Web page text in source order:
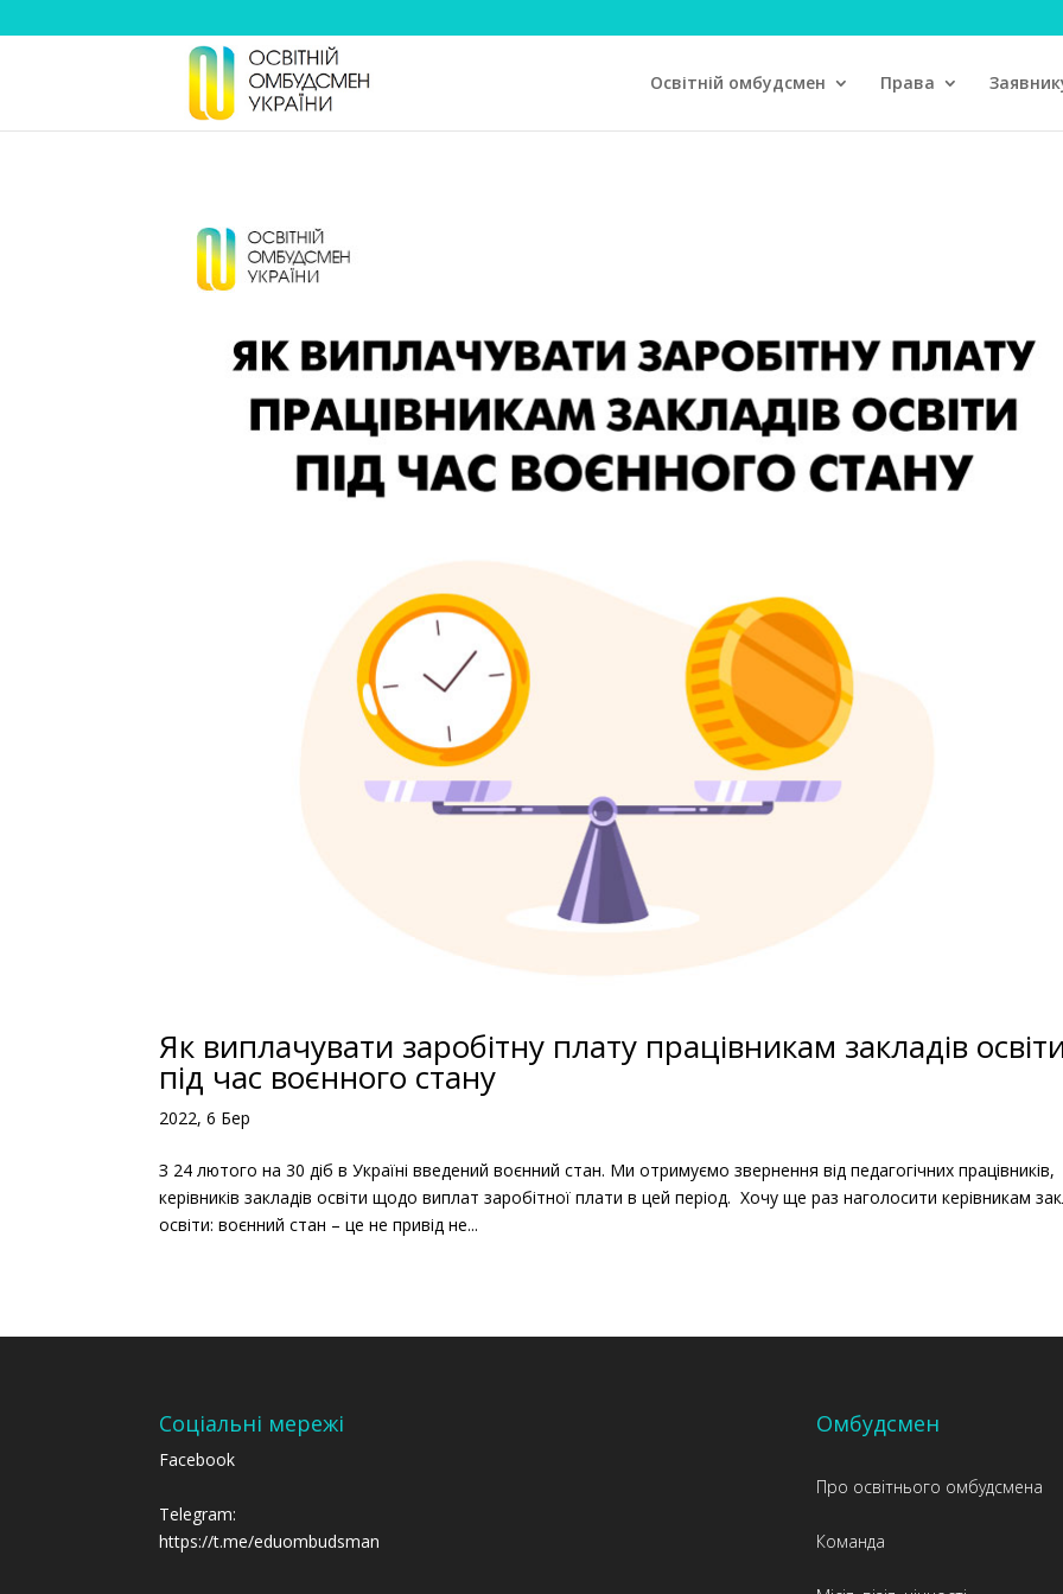
Освітній омбудсмен Права
Як виплачувати заробітну плату працівникам закладів
під час воєнного стану
2022, 6 Бер
З 24 лютого на 30 діб в Україні введений воєнний стан. Ми отримуємо звернення від педагогічних працівників,
керівників закладів освіти щодо виплат заробітної плати в цей період. Хочу ще раз наголосити керівникам
освіти: воєнний стан – це не привід не...
Соціальні мережі
Facebook
Telegram:
https://t.me/eduombudsman
Омбудсмен
Про освітнього омбудсмена
Команда